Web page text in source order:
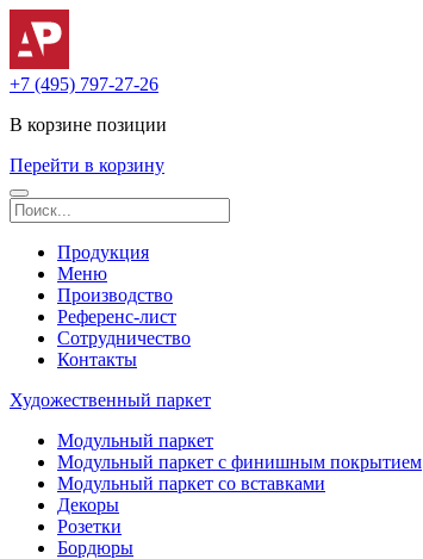
+7 (495) 797-27-26
В корзине позиции
Перейти в корзину
Продукция
Меню
Производство
Референс-лист
Сотрудничество
Контакты
Художественный паркет
Модульный паркет
Модульный паркет с финишным покрытием
Модульный паркет со вставками
Декоры
Розетки
Бордюры